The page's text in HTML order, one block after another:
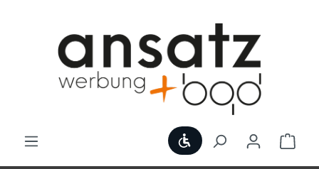
Werkzeugleiste